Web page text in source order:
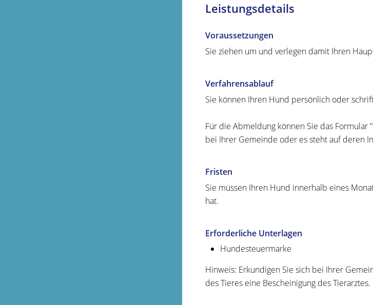
Leistungsdetails
Voraussetzungen
Sie ziehen um und verlegen damit Ihren
Verfahrensablauf
Sie können Ihren Hund persönlich oder
Für die Abmeldung können Sie das
bei Ihrer Gemeinde oder es steht auf deren
Fristen
Sie müssen Ihren Hund innerhalb eines
hat.
Erforderliche Unterlagen
Hundesteuermarke
Hinweis: Erkundigen Sie sich bei Ihrer
des Tieres eine Bescheinigung des Tierarztes.